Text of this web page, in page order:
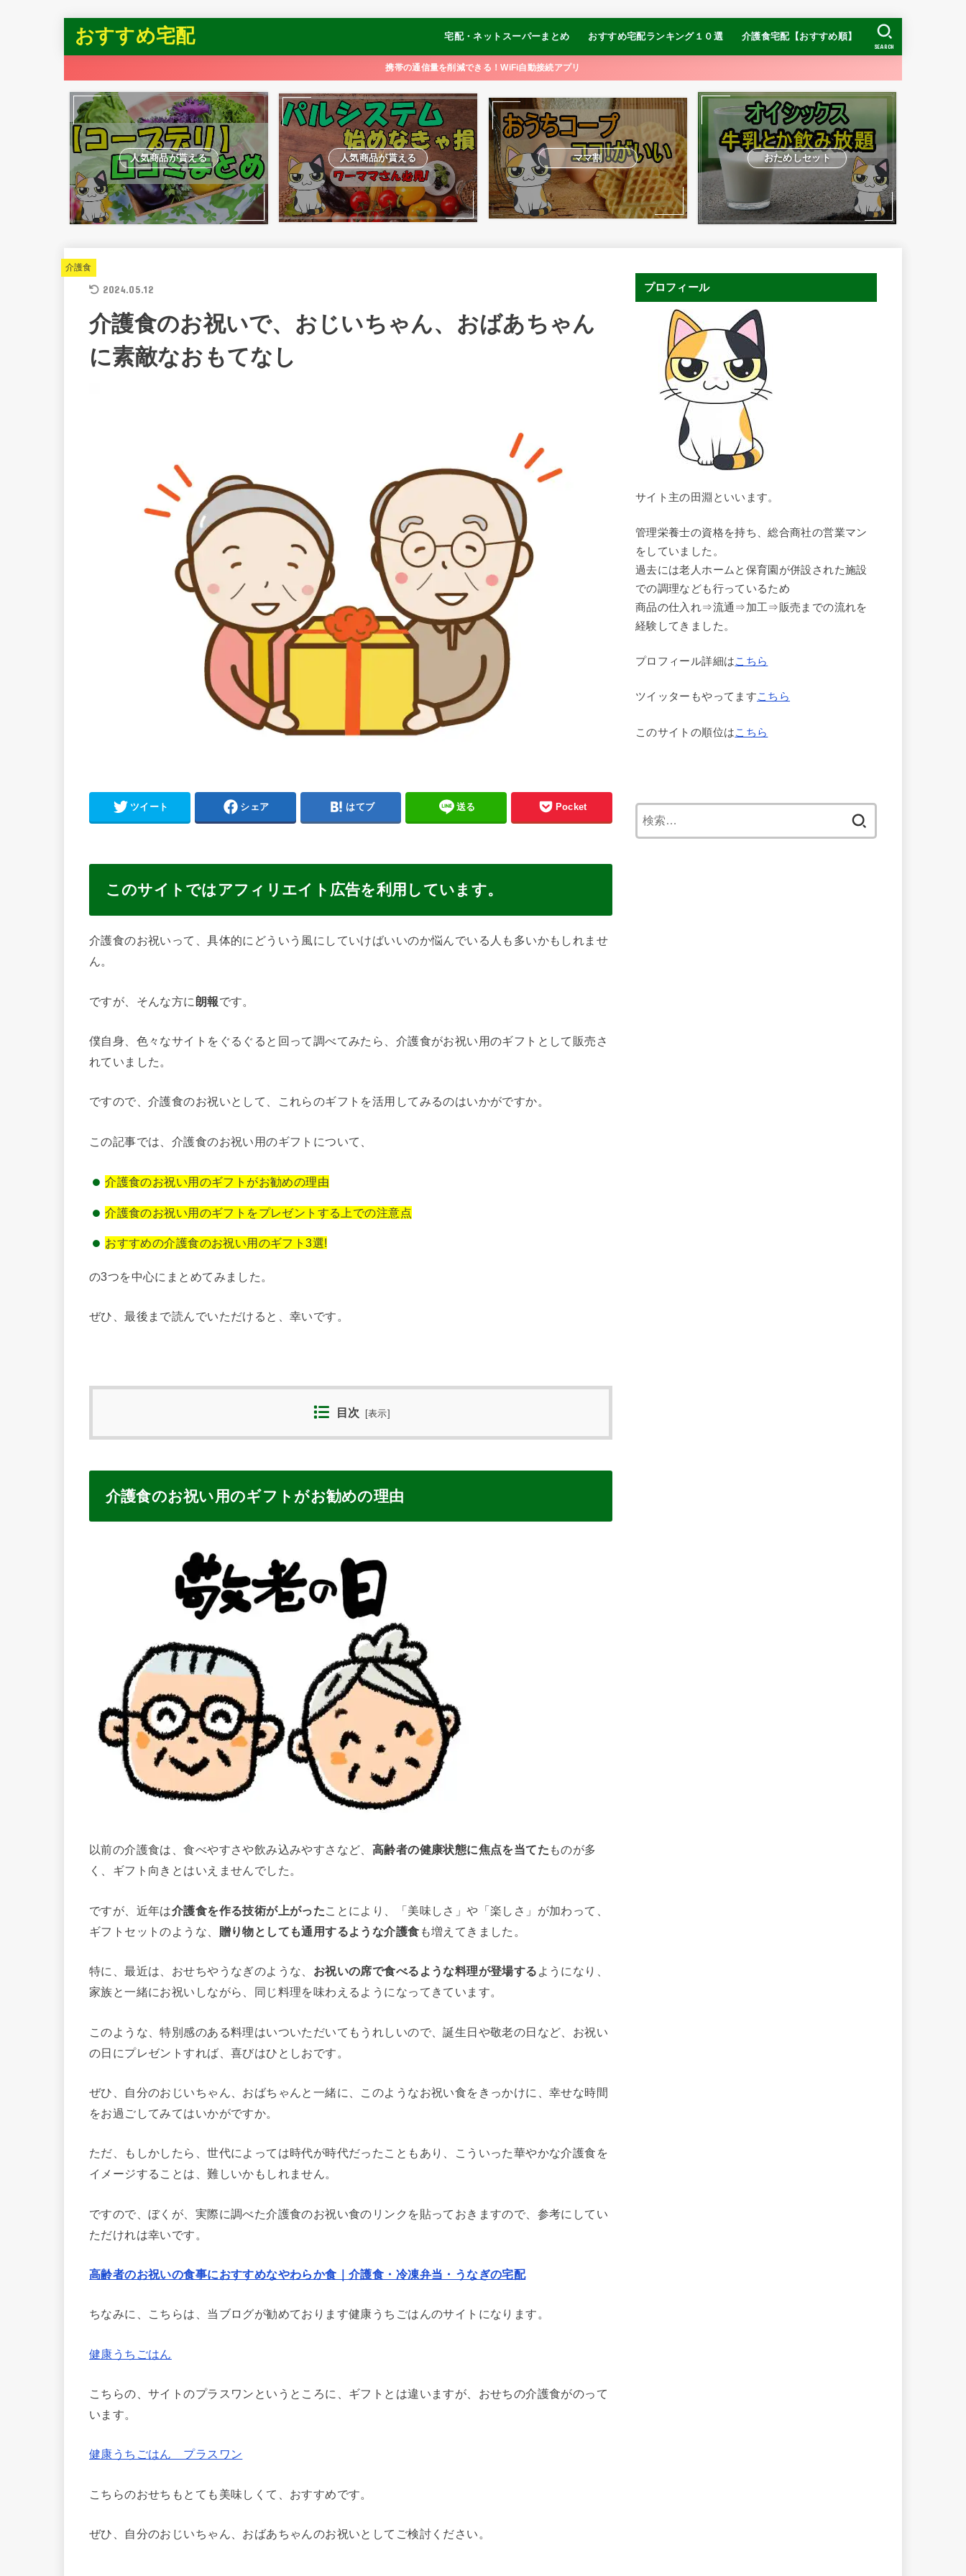
おすすめ宅配 宅配・ネットスーパーまとめ
コープデリ
オイシックス
パルシステム
おうちCO-OP
大地を守る会
らでぃっしゅぼーや
食べチョク
イトーヨーカドーネットスーパー
おすすめ宅配ランキング１０選 介護食宅配【おすすめ順】
SEARCH
携帯の通信量を削減できる！WiFi自動接続アプリ
人気商品が貰える 人気商品が貰える ママ割 おためしセット
介護食
2024.05.12
介護食のお祝いで、おじいちゃん、おばあちゃん
に素敵なおもてなし
ツイート シェア はてブ 送る Pocket
このサイトではアフィリエイト広告を利用しています。
介護食のお祝いって、具体的にどういう風にしていけばいいのか悩んでいる人も多いかもしれませ
ん。
ですが、そんな方に朗報です。
僕自身、色々なサイトをぐるぐると回って調べてみたら、介護食がお祝い用のギフトとして販売さ
れていました。
ですので、介護食のお祝いとして、これらのギフトを活用してみるのはいかがですか。
この記事では、介護食のお祝い用のギフトについて、
介護食のお祝い用のギフトがお勧めの理由
介護食のお祝い用のギフトをプレゼントする上での注意点
おすすめの介護食のお祝い用のギフト3選!
の3つを中心にまとめてみました。
ぜひ、最後まで読んでいただけると、幸いです。
目次 [表示]
介護食のお祝い用のギフトがお勧めの理由
以前の介護食は、食べやすさや飲み込みやすさなど、 高齢者の健康状態に焦点を当てた ものが多
く、ギフト向きとはいえませんでした。
ですが、近年は介護食を作る技術が上がったことにより、「美味しさ」や「楽しさ」が加わって、
ギフトセットのような、 贈り物としても通用するような介護食 も増えてきました。
特に、最近は、おせちやうなぎのような、 お祝いの席で食べるような料理が登場する ようになり、
家族と一緒にお祝いしながら、同じ料理を味わえるようになってきています。
このような、特別感のある料理はいついただいてもうれしいので、誕生日や敬老の日など、お祝い
の日にプレゼントすれば、喜びはひとしおです。
ぜひ、自分のおじいちゃん、おばちゃんと一緒に、このようなお祝い食をきっかけに、幸せな時間
をお過ごしてみてはいかがですか。
ただ、もしかしたら、世代によっては時代が時代だったこともあり、こういった華やかな介護食を
イメージすることは、難しいかもしれません。
ですので、ぼくが、実際に調べた介護食のお祝い食のリンクを貼っておきますので、参考にしてい
ただけれは幸いです。
高齢者のお祝いの食事におすすめなやわらか食｜介護食・冷凍弁当・うなぎの宅配
ちなみに、こちらは、当ブログが勧めております健康うちごはんのサイトになります。
健康うちごはん
こちらの、サイトのプラスワンというところに、ギフトとは違いますが、おせちの介護食がのって
います。
健康うちごはん プラスワン
こちらのおせちもとても美味しくて、おすすめです。
ぜひ、自分のおじいちゃん、おばあちゃんのお祝いとしてご検討ください。
プロフィール
サイト主の田淵といいます。
管理栄養士の資格を持ち、総合商社の営業マン
をしていました。
過去には老人ホームと保育園が併設された施設
での調理なども行っているため
商品の仕入れ⇒流通⇒加工⇒販売までの流れを
経験してきました。
プロフィール詳細はこちら
ツイッターもやってますこちら
このサイトの順位はこちら